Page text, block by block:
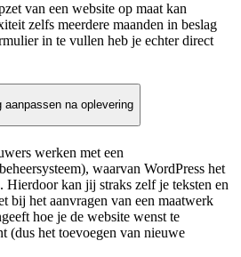
van een website op maat kan
zelfs meerdere maanden in beslag
in te vullen heb je echter direct
na oplevering
werken met een
waarvan WordPress het
kan jij straks zelf je teksten en
bij het aanvragen van een maatwerk
hoe je de website wenst te
(dus het toevoegen van nieuwe